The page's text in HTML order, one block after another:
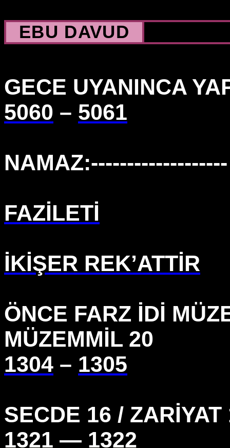
EBU DAVUD
GECE UYANINCA
5060 – 5061
NAMAZ:-------------------
FAZİLETİ
İKİŞER REK’ATTİR
ÖNCE FARZ İDİ
MÜZEMMİL 20
1304 – 1305
SECDE 16 / ZARİYAT
1321 — 1322